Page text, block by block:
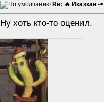
Re: 🔥 Иказкан -
Ну хоть кто-то оценил.